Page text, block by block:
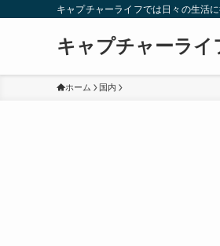
キャプチャーライフでは日々の生活
キャプチャーライ
ホーム 国内